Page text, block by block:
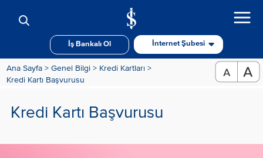
İş Bankalı Ol İnternet Şubesi
Ana Sayfa > Genel Bilgi > Kredi Kartları >
Kredi Kartı Başvurusu
Kredi Kartı Başvurusu